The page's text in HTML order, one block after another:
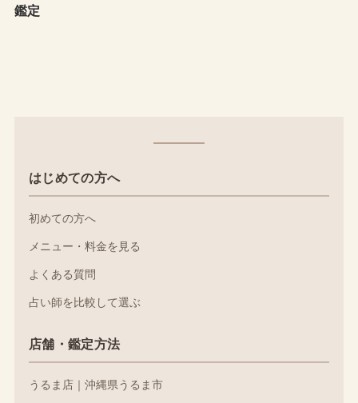
鑑定
はじめての方へ
初めての方へ
メニュー・料金を見る
よくある質問
占い師を比較して選ぶ
店舗・鑑定方法
うるま店｜沖縄県うるま市